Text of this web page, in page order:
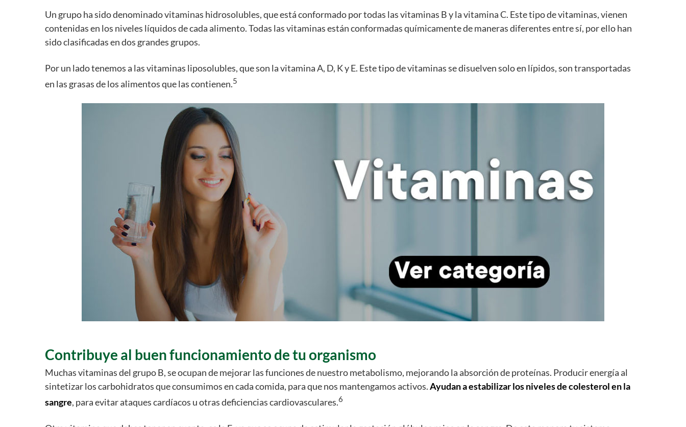
Un grupo ha sido denominado vitaminas hidrosolubles, que está conformado por todas las vitaminas B y la vitamina C. Este tipo de vitaminas, vienen
contenidas en los niveles líquidos de cada alimento. Todas las vitaminas están conformadas químicamente de maneras diferentes entre sí, por ello han
sido clasificadas en dos grandes grupos.
Por un lado tenemos a las vitaminas liposolubles, que son la vitamina A, D, K y E. Este tipo de vitaminas se disuelven solo en lípidos, son transportadas
en las grasas de los alimentos que las contienen.5
Contribuye al buen funcionamiento de tu organismo
Muchas vitaminas del grupo B, se ocupan de mejorar las funciones de nuestro metabolismo, mejorando la absorción de proteínas. Producir energía al
sintetizar los carbohidratos que consumimos en cada comida, para que nos mantengamos activos.Ayudan a estabilizar los niveles de colesterol en la
sangre, para evitar ataques cardíacos u otras deficiencias cardiovasculares.6